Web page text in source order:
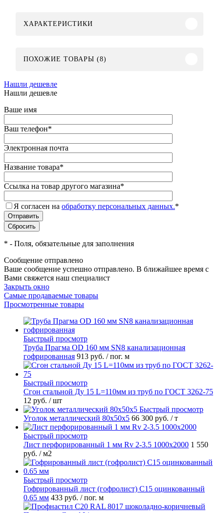
ХАРАКТЕРИСТИКИ
ПОХОЖИЕ ТОВАРЫ (8)
Нашли дешевле
Нашли дешевле
Ваше имя
Ваш телефон*
Электронная почта
Название товара*
Ссылка на товар другого магазина*
Я согласен на обработку персональных данных.*
* - Поля, обязательные для заполнения
Сообщение отправлено
Ваше сообщение успешно отправлено. В ближайшее время с
Вами свяжется наш специалист
Закрыть окно
Самые продаваемые товары
Просмотренные товары
Быстрый просмотр
Труба Прагма OD 160 мм SN8 канализационная
гофрированная 913 руб. / пог. м
Быстрый просмотр
Сгон стальной Ду 15 L=110мм из труб по ГОСТ 3262-75
12 руб. / шт
Быстрый просмотр
Уголок металлический 80х50х5 66 300 руб. / т
Быстрый просмотр
Лист перфорированный 1 мм Rv 2-3.5 1000х2000 1 550
руб. / м2
Быстрый просмотр
Гофрированный лист (гофролист) С15 оцинкованный
0.65 мм 433 руб. / пог. м